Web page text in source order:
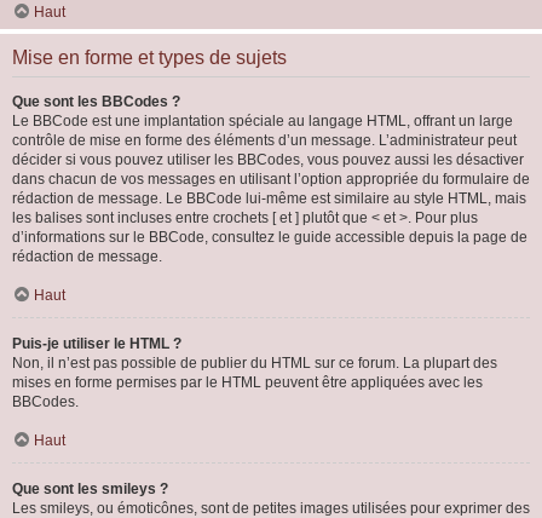
Haut
Mise en forme et types de sujets
Que sont les BBCodes ?
Le BBCode est une implantation spéciale au langage HTML, offrant un large
contrôle de mise en forme des éléments d’un message. L’administrateur peut
décider si vous pouvez utiliser les BBCodes, vous pouvez aussi les désactiver
dans chacun de vos messages en utilisant l’option appropriée du formulaire de
rédaction de message. Le BBCode lui-même est similaire au style HTML, mais
les balises sont incluses entre crochets [ et ] plutôt que < et >. Pour plus
d’informations sur le BBCode, consultez le guide accessible depuis la page de
rédaction de message.
Haut
Puis-je utiliser le HTML ?
Non, il n’est pas possible de publier du HTML sur ce forum. La plupart des
mises en forme permises par le HTML peuvent être appliquées avec les
BBCodes.
Haut
Que sont les smileys ?
Les smileys, ou émoticônes, sont de petites images utilisées pour exprimer des